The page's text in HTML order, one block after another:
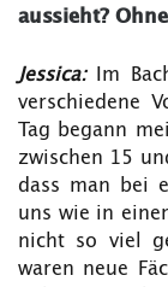
aussieht?
Jessica:Im
verschiedene
Tag begann
zwischen 15
dass man bei
uns wie in
nicht so viel
waren neue